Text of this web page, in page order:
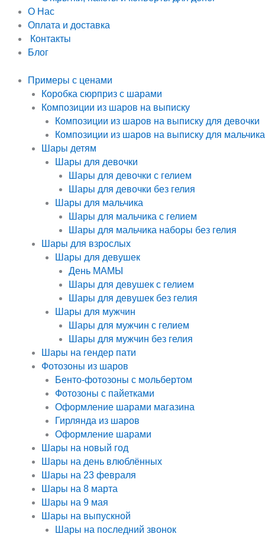
О Нас
Оплата и доставка
Контакты
Блог
Примеры с ценами
Коробка сюрприз с шарами
Композиции из шаров на выписку
Композиции из шаров на выписку для девочки
Композиции из шаров на выписку для мальчика
Шары детям
Шары для девочки
Шары для девочки с гелием
Шары для девочки без гелия
Шары для мальчика
Шары для мальчика с гелием
Шары для мальчика наборы без гелия
Шары для взрослых
Шары для девушек
День МАМЫ
Шары для девушек с гелием
Шары для девушек без гелия
Шары для мужчин
Шары для мужчин с гелием
Шары для мужчин без гелия
Шары на гендер пати
Фотозоны из шаров
Бенто-фотозоны с мольбертом
Фотозоны с пайетками
Оформление шарами магазина
Гирлянда из шаров
Оформление шарами
Шары на новый год
Шары на день влюблённых
Шары на 23 февраля
Шары на 8 марта
Шары на 9 мая
Шары на выпускной
Шары на последний звонок